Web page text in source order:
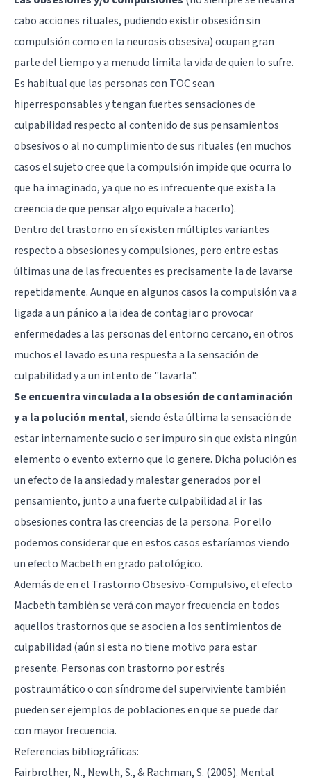
cabo acciones rituales, pudiendo existir obsesión sin
compulsión como en la neurosis obsesiva) ocupan gran
parte del tiempo y a menudo limita la vida de quien lo sufre.
Es habitual que las personas con TOC sean
hiperresponsables y tengan fuertes sensaciones de
culpabilidad respecto al contenido de sus pensamientos
obsesivos o al no cumplimiento de sus rituales (en muchos
casos el sujeto cree que la compulsión impide que ocurra lo
que ha imaginado, ya que no es infrecuente que exista la
creencia de que pensar algo equivale a hacerlo).
Dentro del trastorno en sí existen múltiples variantes
respecto a obsesiones y compulsiones, pero entre estas
últimas una de las frecuentes es precisamente la de lavarse
repetidamente. Aunque en algunos casos la compulsión va a
ligada a un pánico a la idea de contagiar o provocar
enfermedades a las personas del entorno cercano, en otros
muchos el lavado es una respuesta a la sensación de
culpabilidad y a un intento de "lavarla".
Se encuentra vinculada a la obsesión de contaminación
y a la polución mental, siendo ésta última la sensación de
estar internamente sucio o ser impuro sin que exista ningún
elemento o evento externo que lo genere. Dicha polución es
un efecto de la ansiedad y malestar generados por el
pensamiento, junto a una fuerte culpabilidad al ir las
obsesiones contra las creencias de la persona. Por ello
podemos considerar que en estos casos estaríamos viendo
un efecto Macbeth en grado patológico.
Además de en el Trastorno Obsesivo-Compulsivo, el efecto
Macbeth también se verá con mayor frecuencia en todos
aquellos trastornos que se asocien a los sentimientos de
culpabilidad (aún si esta no tiene motivo para estar
presente. Personas con trastorno por estrés
postraumático o con síndrome del superviviente también
pueden ser ejemplos de poblaciones en que se puede dar
con mayor frecuencia.
Referencias bibliográficas:
Fairbrother, N., Newth, S., & Rachman, S. (2005). Mental